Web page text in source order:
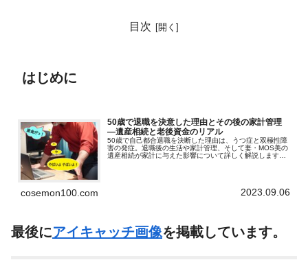
目次
はじめに
50歳で退職を決意した理由とその後の家計管理
—遺産相続と老後資金のリアル
50歳で自己都合退職を決断した理由は、うつ症と双極性障
害の発症。退職後の生活や家計管理、そして妻・MOS美の
遺産相続が家計に与えた影響について詳しく解説します。
cosemon100.com 2023.09.06
最後にアイキャッチ画像を掲載しています。